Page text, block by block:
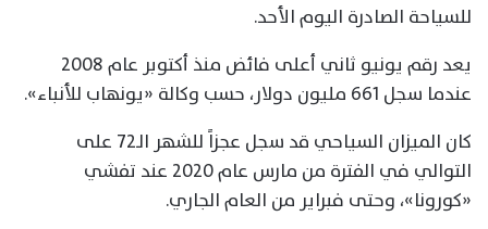
للسياحة الصادرة اليوم الأحد.
يعد رقم يونيو ثاني أعلى فائض منذ أكتوبر عام 2008
عندما سجل 661 مليون دولار، حسب وكالة «يونهاب للأنباء».
كان الميزان السياحي قد سجل عجزاً للشهر الـ72 على
التوالي في الفترة من مارس عام 2020 عند تفشي
«كورونا»، وحتى فبراير من العام الجاري.